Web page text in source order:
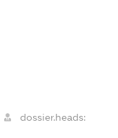
dossier.heads: